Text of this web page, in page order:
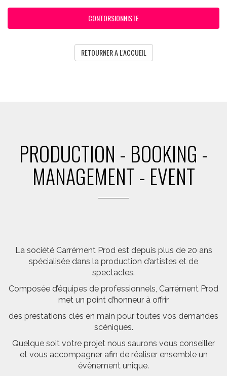
CONTORSIONNISTE
RETOURNER A L'ACCUEIL
PRODUCTION - BOOKING -
MANAGEMENT - EVENT
La société Carrément Prod est depuis plus de 20 ans
spécialisée dans la production d’artistes et de
spectacles.
Composée d’équipes de professionnels, Carrément Prod
met un point d’honneur à offrir
des prestations clés en main pour toutes vos demandes
scéniques.
Quelque soit votre projet nous saurons vous conseiller
et vous accompagner afin de réaliser ensemble un
évènement unique.